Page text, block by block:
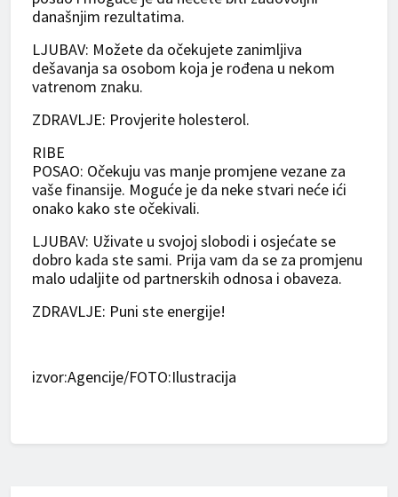
današnjim rezultatima.
LJUBAV: Možete da očekujete zanimljiva
dešavanja sa osobom koja je rođena u nekom
vatrenom znaku.
ZDRAVLJE: Provjerite holesterol.
RIBE
POSAO: Očekuju vas manje promjene vezane za
vaše finansije. Moguće je da neke stvari neće ići
onako kako ste očekivali.
LJUBAV: Uživate u svojoj slobodi i osjećate se
dobro kada ste sami. Prija vam da se za promjenu
malo udaljite od partnerskih odnosa i obaveza.
ZDRAVLJE: Puni ste energije!
izvor:Agencije/FOTO:Ilustracija